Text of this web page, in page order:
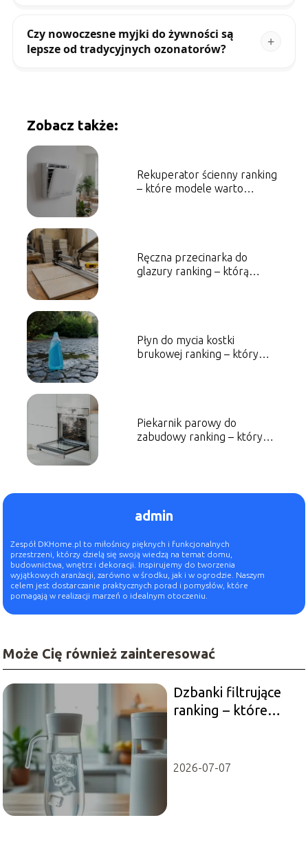
Czy nowoczesne myjki do żywności są
lepsze od tradycyjnych ozonatorów?
Zobacz także:
Rekuperator ścienny ranking
– które modele warto
Ręczna przecinarka do
glazury ranking – którą
Płyn do mycia kostki
brukowej ranking – który
Piekarnik parowy do
zabudowy ranking – który
admin
Zespół DKHome.pl to miłośnicy pięknych i funkcjonalnych
przestrzeni, którzy dzielą się swoją wiedzą na temat domu,
budownictwa, wnętrz i dekoracji. Inspirujemy do tworzenia
wyjątkowych aranżacji, zarówno w środku, jak i w ogrodzie. Naszym
celem jest dostarczanie praktycznych porad i pomysłów, które
pomagają w realizacji marzeń o idealnym otoczeniu.
Może Cię również zainteresować
Dzbanki filtrujące
ranking – które
2026-07-07